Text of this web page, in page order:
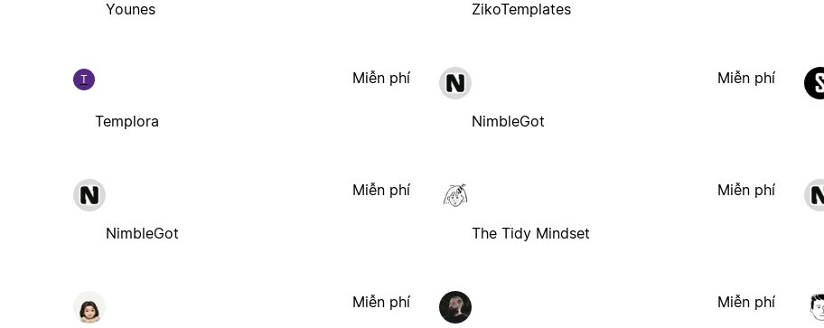
Younes ZikoTemplates
T
Templora
Miễn phí
NimbleGot
Miễn phí
NimbleGot
Miễn phí
The Tidy Mindset
Miễn phí
Miễn phí Miễn phí